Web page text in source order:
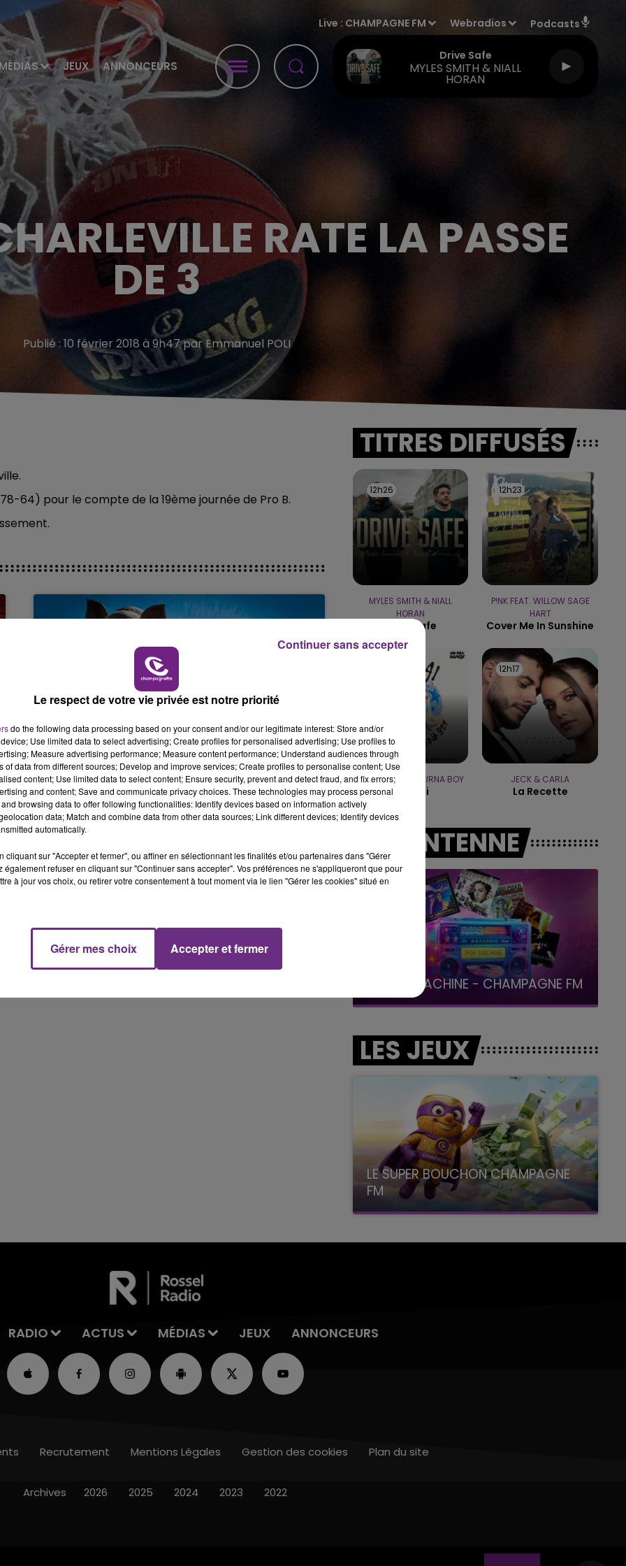
MÉDIAS JEUX ANNONCEURS
Live : CHAMPAGNE FM Webradios Podcasts
Drive Safe
MYLES SMITH & NIALL
HORAN
15h00 - 19h00
LE CLUB CHAMPAGNE FM
19h00 - 19h15
LA POP MACHINE - CHAMPAGNE FM
RATE LA PASSE
DE 3
Publié : 10 février 2018 à 9h47 par Emmanuel POLI
64) pour le compte de la 19ème journée de Pro B.
L'ANNIVERSAIRE DE WOINIC
Ce samedi 8 août sera un grand jour :
l'anniversaire du plus gros sanglier du monde.
Une fête est donc organisée et vous êtes tous
conviés !
TITRES DIFFUSÉS
12h26
12h26
MYLES SMITH & NIALL
HORAN
Drive Safe
12h23
12h23
P!NK FEAT. WILLOW SAGE
HART
Cover Me In Sunshine
SHAKIRA FEAT. BURNA BOY
Dai Dai
12h17
12h17
JECK & CARLA
La Recette
A L'ANTENNE
19h00 - 19h15
LA RADIO POP
LES JEUX
LE SUPER BOUCHON CHAMPAGNE
FM
avec La Famille Champagne FM, à 8H10
RADIO ACTUS MÉDIAS JEUX ANNONCEURS
Recrutement Mentions Légales Gestion des cookies Plan du site
Archives 2026 2025 2024 2023 2022
Le respect de votre vie privée est notre priorité
do the following data processing based on your consent and/or our legitimate interest: Store and/or
Use limited data to select advertising; Create profiles for personalised advertising; Use profiles to
Measure advertising performance; Measure content performance; Understand audiences through
of data from different sources; Develop and improve services; Create profiles to personalise content; Use
content; Use limited data to select content; Ensure security, prevent and detect fraud, and fix errors;
and content; Save and communicate privacy choices. These technologies may process personal
browsing data to offer following functionalities: Identify devices based on information actively
data; Match and combine data from other data sources; Link different devices; Identify devices
automatically.
cliquant sur "Accepter et fermer", ou affiner en sélectionnant les finalités et/ou partenaires dans "Gérer
également refuser en cliquant sur "Continuer sans accepter". Vos préférences ne s'appliqueront que pour
à jour vos choix, ou retirer votre consentement à tout moment via le lien "Gérer les cookies" situé en
Gérer mes choix Accepter et fermer
Continuer sans accepter